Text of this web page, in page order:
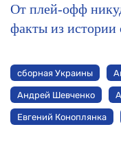
От плей-офф
факты из
сборная Украины
Андрей Шевченко
Евгений Коноплянка